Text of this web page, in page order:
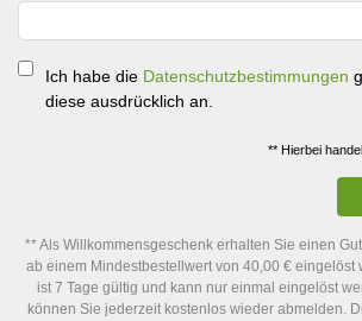
Ich habe die Datenschutzbestimmungen
diese ausdrücklich an.
** Hierbei
** Als Willkommensgeschenk erhalten Sie einen
ab einem Mindestbestellwert von 40,00 € eingelöst
ist 7 Tage gültig und kann nur einmal eingelöst
können Sie jederzeit kostenlos wieder abmelden.